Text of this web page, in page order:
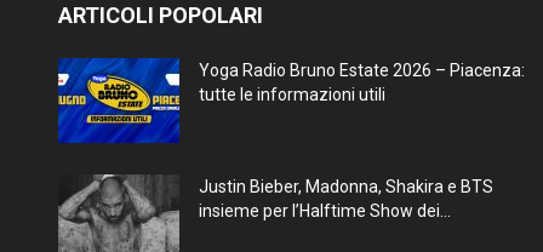
ARTICOLI POPOLARI
Yoga Radio Bruno Estate 2026 – Piacenza:
tutte le informazioni utili
Justin Bieber, Madonna, Shakira e BTS
insieme per l’Halftime Show dei...